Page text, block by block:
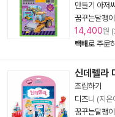
만들기 아저씨
꿈꾸는달팽
14,400원
택배로 주문
신데렐라
조립하기
디즈니 (지은
꿈꾸는달팽